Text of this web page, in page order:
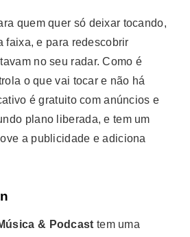
quem quer só deixar tocando,
faixa, e para redescobrir
no seu radar. Como é
o que vai tocar e não há
é gratuito com anúncios e
plano liberada, e tem um
a publicidade e adiciona
& Podcast tem uma